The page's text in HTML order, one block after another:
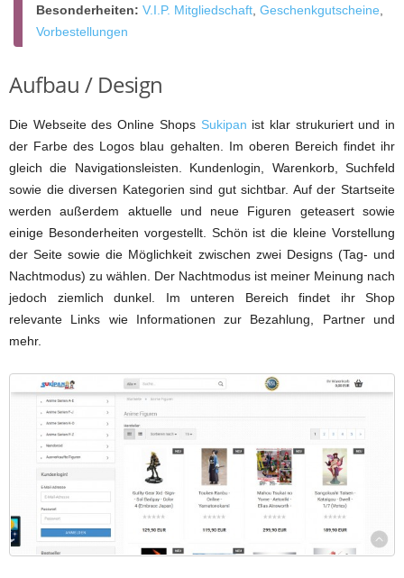
Besonderheiten: V.I.P. Mitgliedschaft, Geschenkgutscheine,
Vorbestellungen
Aufbau / Design
Die Webseite des Online Shops Sukipan ist klar strukuriert und in
der Farbe des Logos blau gehalten. Im oberen Bereich findet ihr
gleich die Navigationsleisten. Kundenlogin, Warenkorb, Suchfeld
sowie die diversen Kategorien sind gut sichtbar. Auf der Startseite
werden außerdem aktuelle und neue Figuren geteasert sowie
einige Besonderheiten vorgestellt. Schön ist die kleine Vorstellung
der Seite sowie die Möglichkeit zwischen zwei Designs (Tag- und
Nachtmodus) zu wählen. Der Nachtmodus ist meiner Meinung nach
jedoch ziemlich dunkel. Im unteren Bereich findet ihr Shop
relevante Links wie Informationen zur Bezahlung, Partner und
mehr.